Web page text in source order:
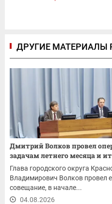
ДРУГИЕ МАТЕРИАЛЫ
Дмитрий Волков провел
задачам летнего месяца и
Глава городского округа
Владимирович Волков провел
совещание, в начале...
04.08.2026